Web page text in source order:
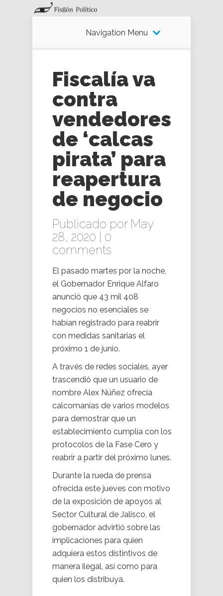
Navigation Menu
Fiscalía va
contra
vendedores
de ‘calcas
pirata’ para
reapertura
de negocio
Publicado por May
28, 2020 | 0
comments
El pasado martes por la noche,
el Gobernador Enrique Alfaro
anunció que 43 mil 408
negocios no esenciales se
habían registrado para reabrir
con medidas sanitarias el
próximo 1 de junio.
A través de redes sociales, ayer
trascendió que un usuario de
nombre Alex Núñez ofrecía
calcomanías de varios modelos
para demostrar que un
establecimiento cumplía con los
protocolos de la Fase Cero y
reabrir a partir del próximo lunes.
Durante la rueda de prensa
ofrecida este jueves con motivo
de la exposición de apoyos al
Sector Cultural de Jalisco, el
gobernador advirtió sobre las
implicaciones para quien
adquiera estos distintivos de
manera ilegal, así como para
quien los distribuya.